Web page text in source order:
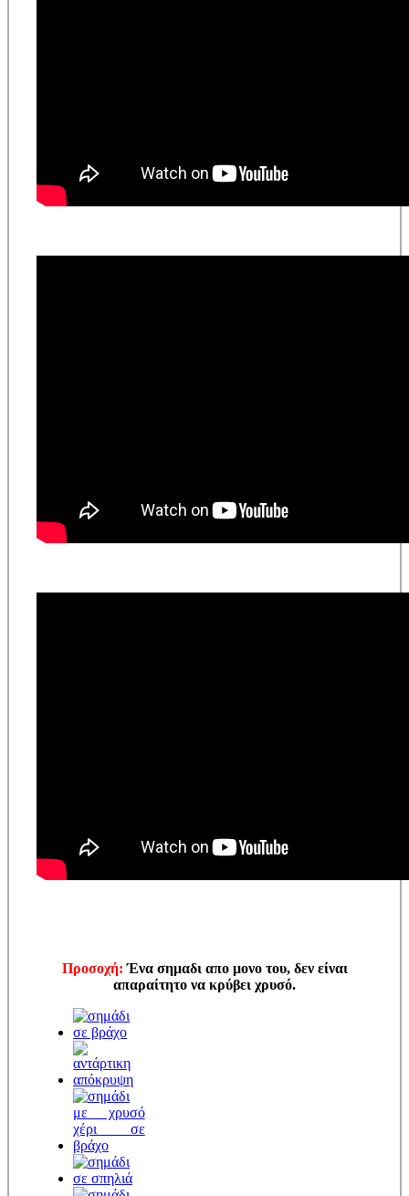
Προσοχή: Ένα σημαδι απο μονο του, δεν είναι
απαραίτητο να κρύβει χρυσό.